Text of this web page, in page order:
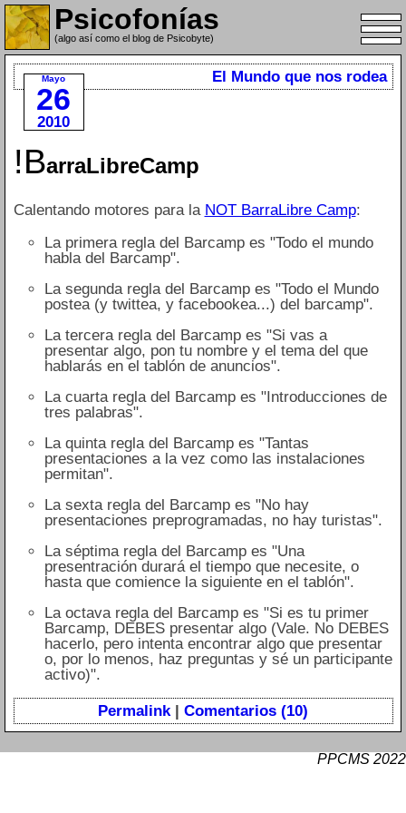
Psicofonías
(algo así como el blog de Psicobyte)
Mayo
26
2010
El Mundo que nos rodea
!BarraLibreCamp
Calentando motores para la NOT BarraLibre Camp:
La primera regla del Barcamp es "Todo el mundo
habla del Barcamp".
La segunda regla del Barcamp es "Todo el Mundo
postea (y twittea, y facebookea...) del barcamp".
La tercera regla del Barcamp es "Si vas a
presentar algo, pon tu nombre y el tema del que
hablarás en el tablón de anuncios".
La cuarta regla del Barcamp es "Introducciones de
tres palabras".
La quinta regla del Barcamp es "Tantas
presentaciones a la vez como las instalaciones
permitan".
La sexta regla del Barcamp es "No hay
presentaciones preprogramadas, no hay turistas".
La séptima regla del Barcamp es "Una
presentración durará el tiempo que necesite, o
hasta que comience la siguiente en el tablón".
La octava regla del Barcamp es "Si es tu primer
Barcamp, DEBES presentar algo (Vale. No DEBES
hacerlo, pero intenta encontrar algo que presentar
o, por lo menos, haz preguntas y sé un participante
activo)".
Permalink | Comentarios (10)
PPCMS 2022